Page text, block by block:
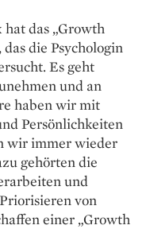
hat das „Growth
die Psychologin
Es geht
und an
haben wir mit
Persönlichkeiten
wir immer wieder
gehörten die
und
von
einer „Growth